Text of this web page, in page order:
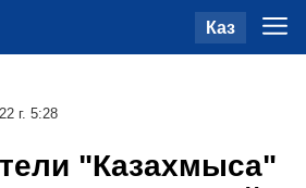
Каз
г. 5:28
"Казахмыса"